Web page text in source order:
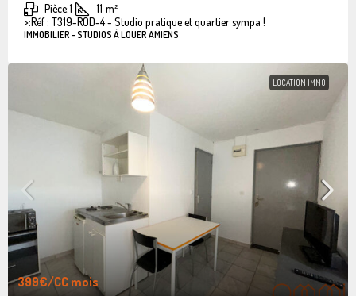
Pièce:1 11 m²
>:Réf : T319-ROD-4 - Studio pratique et quartier sympa !
IMMOBILIER - STUDIOS À LOUER AMIENS
LOCATION IMMO
399€/CC mois